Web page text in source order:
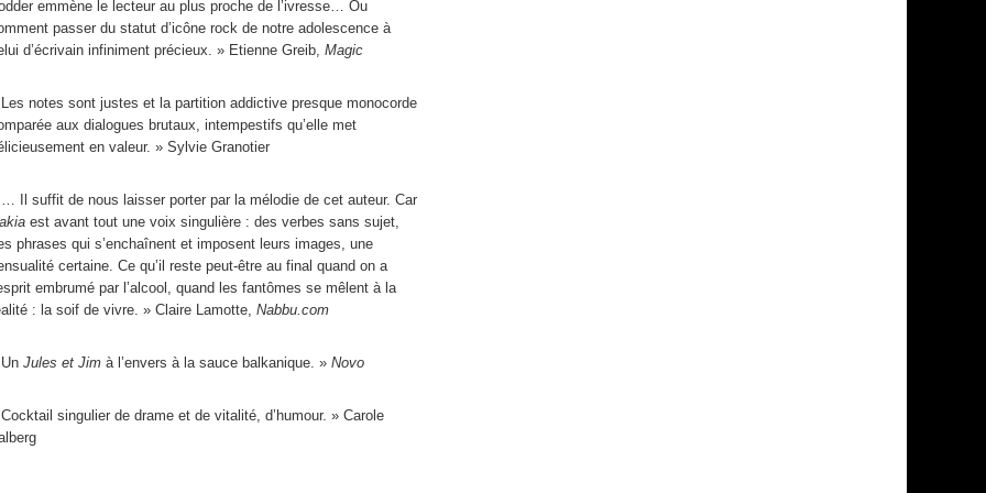
emmène le lecteur au plus proche de l’ivresse… Ou
passer du statut d’icône rock de notre adolescence à
d’écrivain infiniment précieux. » Etienne Greib, Magic
notes sont justes et la partition addictive presque monocorde
aux dialogues brutaux, intempestifs qu’elle met
en valeur. » Sylvie Granotier
Il suffit de nous laisser porter par la mélodie de cet auteur. Car
est avant tout une voix singulière : des verbes sans sujet,
phrases qui s’enchaînent et imposent leurs images, une
certaine. Ce qu’il reste peut-être au final quand on a
embrumé par l’alcool, quand les fantômes se mêlent à la
: la soif de vivre. » Claire Lamotte, Nabbu.com
Jules et Jimà l’envers à la sauce balkanique. » Novo
singulier de drame et de vitalité, d’humour. » Carole